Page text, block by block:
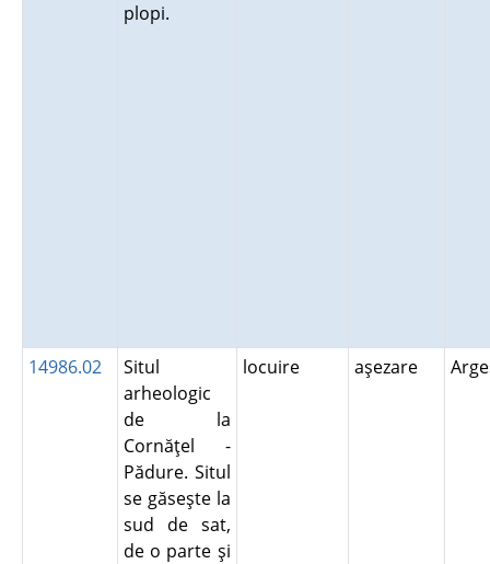
plopi.
14986.02
Situl
arheologic
de la
Cornăţel -
Pădure. Situl
se găseşte la
sud de sat,
de o parte şi
locuire aşezare